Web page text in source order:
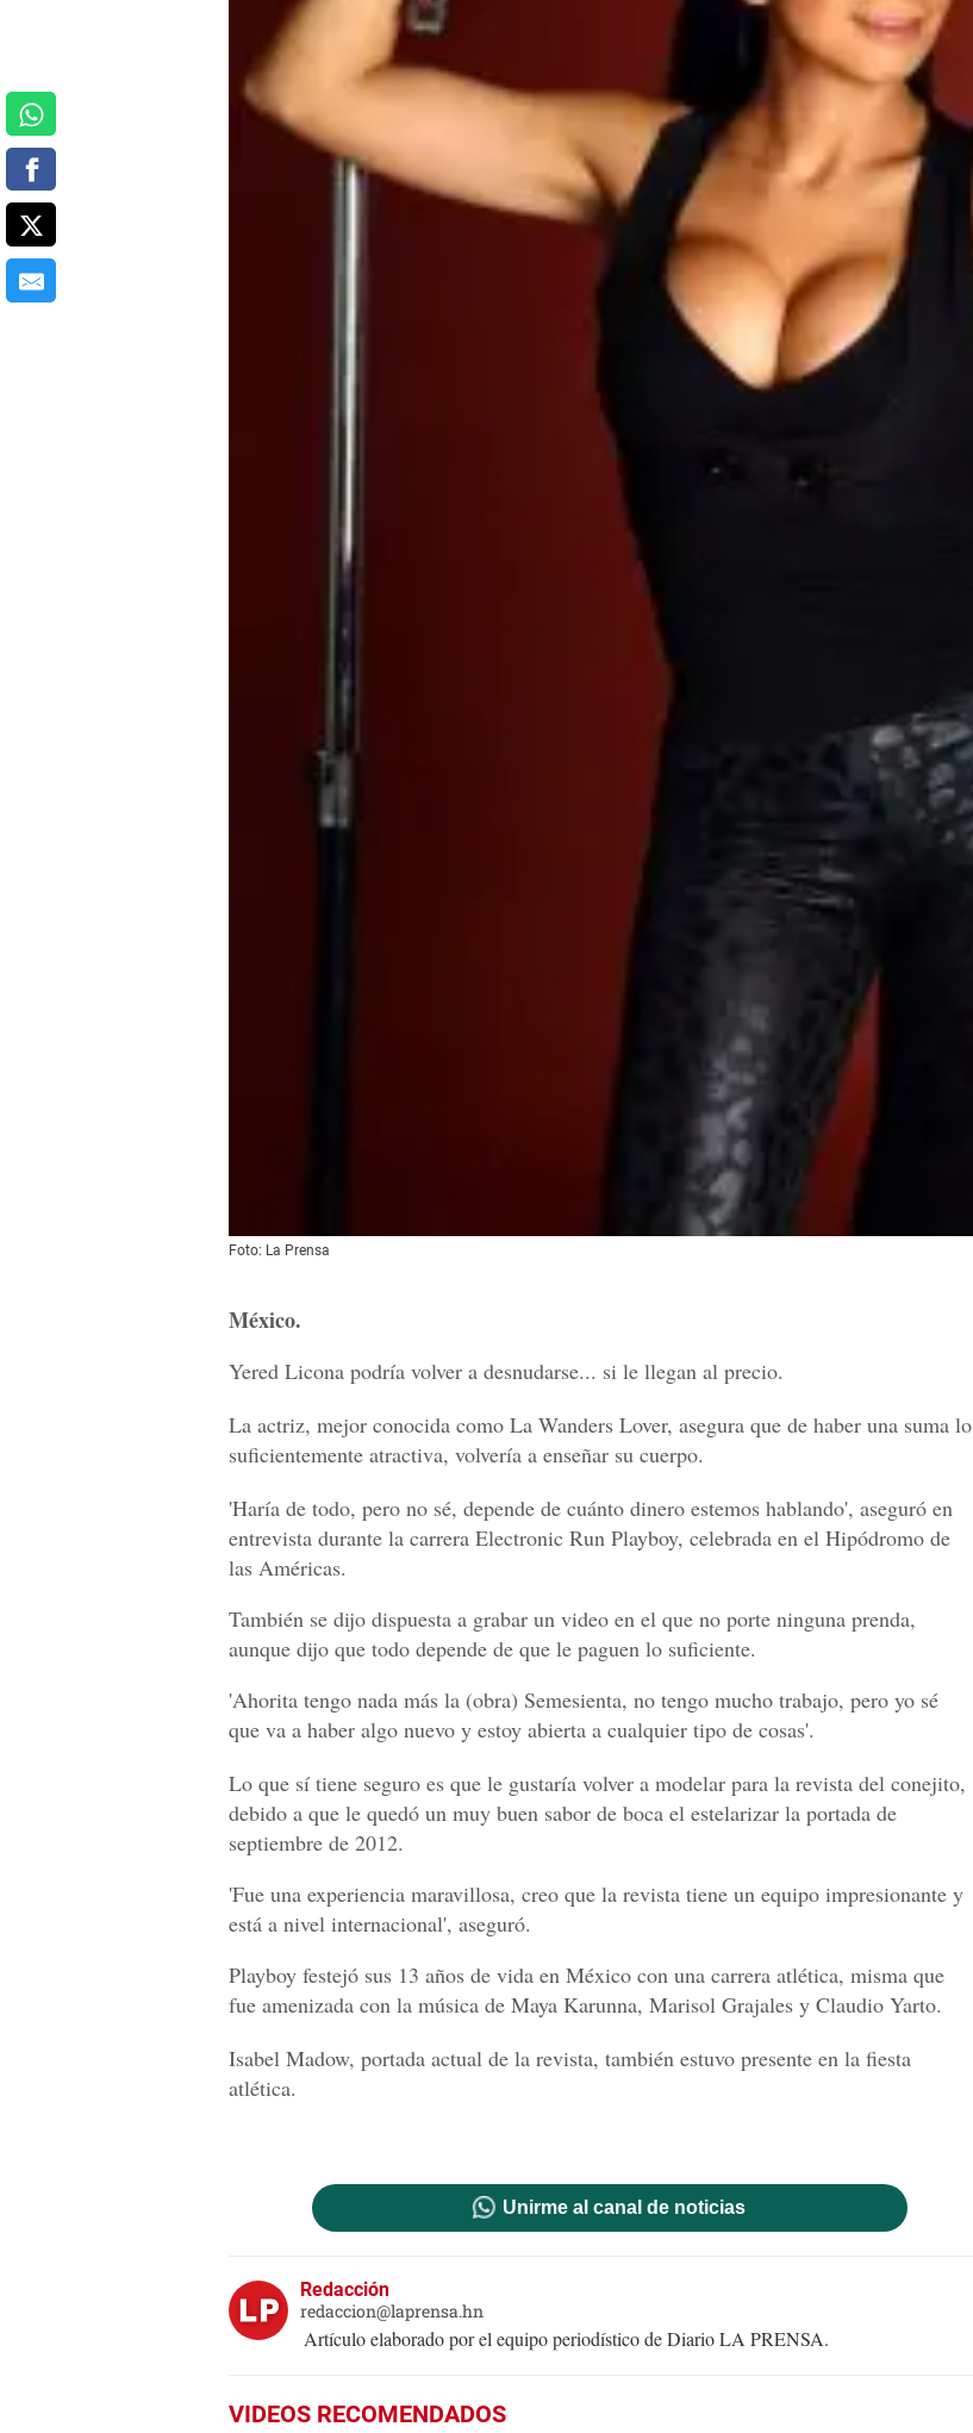
Foto: La Prensa
México.
Yered Licona podría volver a desnudarse... si le llegan al precio.
La actriz, mejor conocida como La Wanders Lover, asegura que de haber una suma lo
suficientemente atractiva, volvería a enseñar su cuerpo.
'Haría de todo, pero no sé, depende de cuánto dinero estemos hablando', aseguró en
entrevista durante la carrera Electronic Run Playboy, celebrada en el Hipódromo de
las Américas.
También se dijo dispuesta a grabar un video en el que no porte ninguna prenda,
aunque dijo que todo depende de que le paguen lo suficiente.
'Ahorita tengo nada más la (obra) Semesienta, no tengo mucho trabajo, pero yo sé
que va a haber algo nuevo y estoy abierta a cualquier tipo de cosas'.
Lo que sí tiene seguro es que le gustaría volver a modelar para la revista del conejito,
debido a que le quedó un muy buen sabor de boca el estelarizar la portada de
septiembre de 2012.
'Fue una experiencia maravillosa, creo que la revista tiene un equipo impresionante y
está a nivel internacional', aseguró.
Playboy festejó sus 13 años de vida en México con una carrera atlética, misma que
fue amenizada con la música de Maya Karunna, Marisol Grajales y Claudio Yarto.
Isabel Madow, portada actual de la revista, también estuvo presente en la fiesta
atlética.
Unirme al canal de noticias
Redacción
redaccion@laprensa.hn
Artículo elaborado por el equipo periodístico de Diario LA PRENSA.
VIDEOS RECOMENDADOS